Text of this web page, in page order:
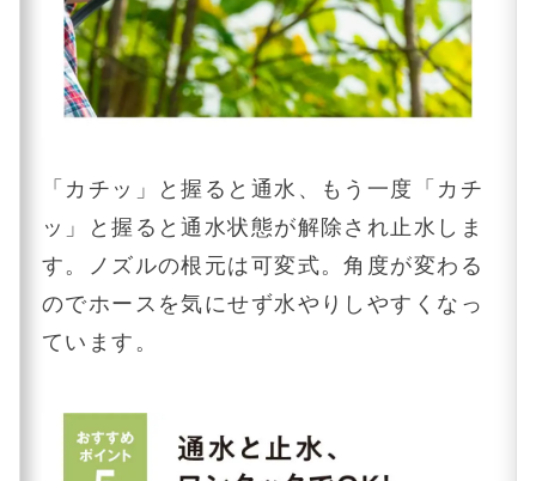
「カチッ」と握ると通水、もう一度「カチ
ッ」と握ると通水状態が解除され止水しま
す。ノズルの根元は可変式。角度が変わる
のでホースを気にせず水やりしやすくなっ
ています。